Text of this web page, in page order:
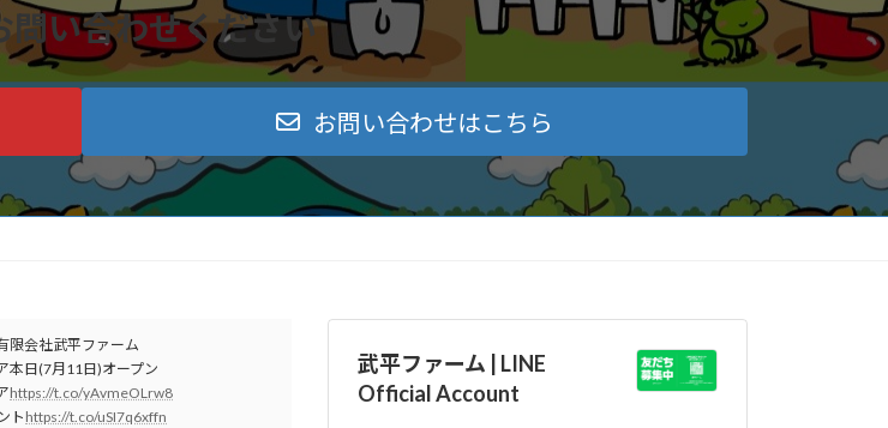
問い合わせください
お問い合わせはこちら
限会社武平ファーム
本日(7月11日)オープン
https://t.co/yAvmeOLrw8
ト https://t.co/uSI7q6xffn
武平ファーム | LINE
Official Account